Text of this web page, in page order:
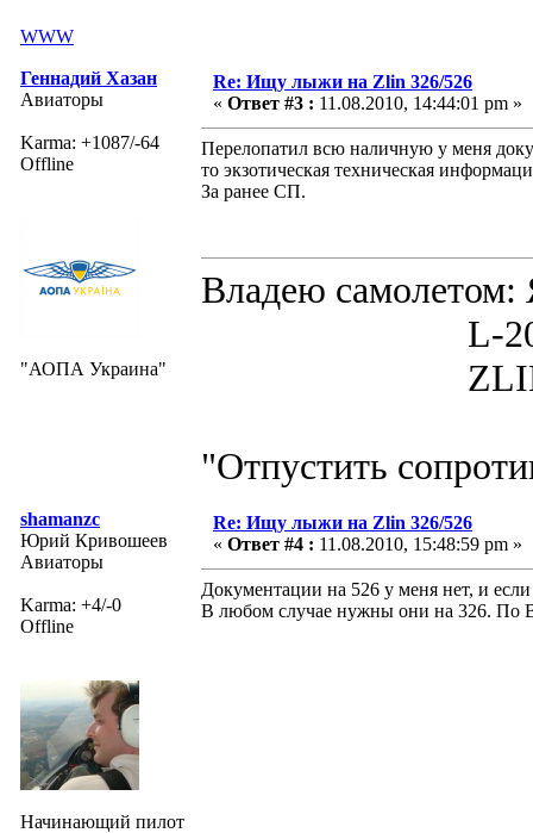
WWW
Геннадий Хазан
Авиаторы
Karma: +1087/-64
Offline
"АОПА Украина"
Re: Ищу лыжи на Zlin 326/526
« Ответ #3 : 11.08.2010, 14:44:01 pm »
Перелопатил всю наличную у меня
то экзотическая техническая
За ранее СП.
Владею
L-200D
ZLIN 526
"Отпустить
shamanzc
Юрий Кривошеев
Авиаторы
Karma: +4/-0
Offline
Начинающий пилот
Re: Ищу лыжи на Zlin 326/526
« Ответ #4 : 11.08.2010, 15:48:59 pm »
Документации на 526 у меня нет, и
В любом случае нужны они на 326. По